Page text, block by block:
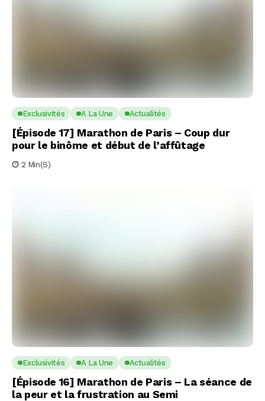
Exclusivités A La Une Actualités
[Épisode 17] Marathon de Paris – Coup dur
pour le binôme et début de l’affûtage
2 Min(s)
Exclusivités A La Une Actualités
[Épisode 16] Marathon de Paris – La séance de
la peur et la frustration au Semi